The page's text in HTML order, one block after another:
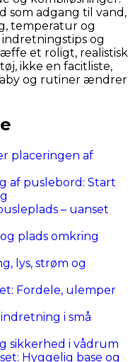
som adgang til vand,
temperatur og
og
et roligt, realistisk
ikke en facitliste,
og rutiner ændrer
placeringen af
af puslebord: Start
– uanset
plads omkring
lys, strøm og
Fordele, ulemper
i små
sikkerhed i vådrum
Hyggelig base og